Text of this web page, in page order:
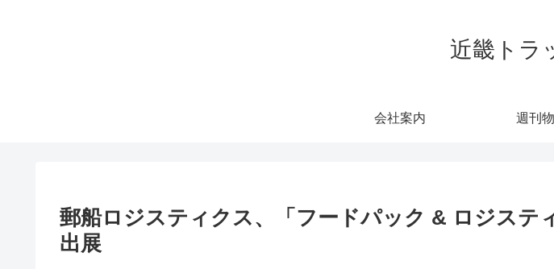
近畿トラ
会社案内 週刊
郵船ロジスティクス、「フードパック & ロジステ
出展